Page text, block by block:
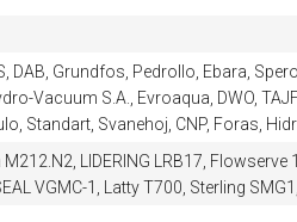
DAB, Grundfos, Pedrollo, Ebara,
Vacuum S.A., Evroaqua, DWO,
Standart, Svanehoj, CNP, Foras,
LIDERING LRB17,
VGMC-1, Latty T700, Sterling